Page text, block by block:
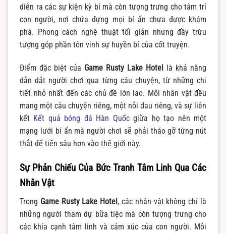
diễn ra các sự kiện kỳ bí mà còn tượng trưng cho tâm trí
con người, nơi chứa đựng mọi bí ẩn chưa được khám
phá. Phong cách nghệ thuật tối giản nhưng đầy trừu
tượng góp phần tôn vinh sự huyền bí của cốt truyện.
Điểm đặc biệt của Game Rusty Lake Hotel là khả năng
dẫn dắt người chơi qua từng câu chuyện, từ những chi
tiết nhỏ nhất đến các chủ đề lớn lao. Mỗi nhân vật đều
mang một câu chuyện riêng, một nỗi đau riêng, và sự liên
kết Kết quả bóng đá Hàn Quốcgiữa họ tạo nên một
mạng lưới bí ẩn mà người chơi sẽ phải tháo gỡ từng nút
thắt để tiến sâu hơn vào thế giới này.
Sự Phản Chiếu Của Bức Tranh Tâm Linh Qua Các
Nhân Vật
Trong Game Rusty Lake Hotel , các nhân vật không chỉ là
những người tham dự bữa tiệc mà còn tượng trưng cho
các khía cạnh tâm linh và cảm xúc của con người. Mỗi